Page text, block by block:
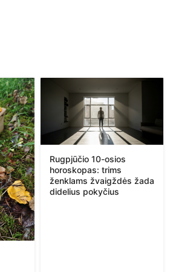
Rugpjūčio 10-osios
horoskopas: trims
ženklams žvaigždės žada
didelius pokyčius